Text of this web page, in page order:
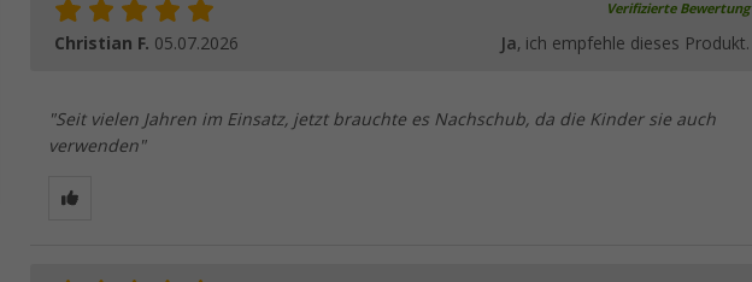
Verifizierte Bewertung
Christian F. 05.07.2026 Ja, ich empfehle dieses Produkt.
"Seit vielen Jahren im Einsatz, jetzt brauchte es Nachschub, da die Kinder sie auch
verwenden"